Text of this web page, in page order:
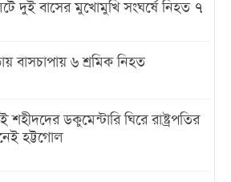
দুই বাসের মুখোমুখি সংঘর্ষে নিহত ৭
বাসচাপায় ৬ শ্রমিক নিহত
শহীদদের ডকুমেন্টারি ঘিরে রাষ্ট্রপতির
হট্টগোল